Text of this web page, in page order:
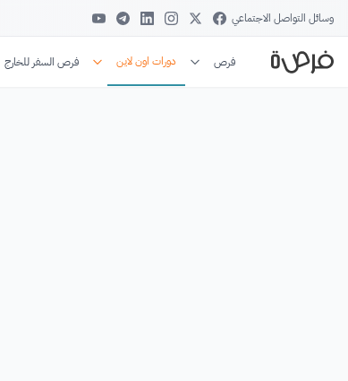
وسائل التواصل الاجتماعي
فرص دورات اون لاين فرص السفر للخارج